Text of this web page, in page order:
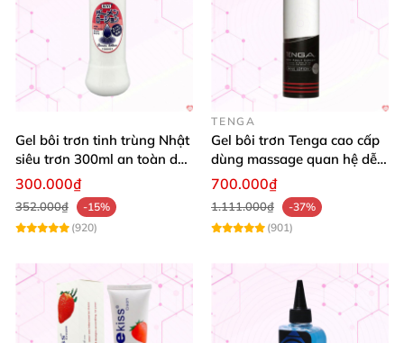
Gel bôi trơn tinh trùng Nhật
siêu trơn 300ml an toàn dễ
dùng
300.000₫
352.000₫
-15%
(920)
TENGA
Gel bôi trơn Tenga cao cấp
dùng massage quan hệ dễ
dàng nhanh
700.000₫
1.111.000₫
-37%
(901)